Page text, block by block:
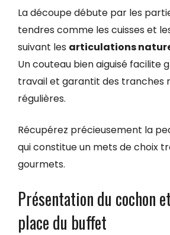
La découpe débute par les
tendres comme les cuisses et
suivant les articulations
Un couteau bien aiguisé facilite
travail et garantit des tranches
régulières.
Récupérez précieusement la
qui constitue un mets de choix
gourmets.
Présentation du cochon
place du buffet